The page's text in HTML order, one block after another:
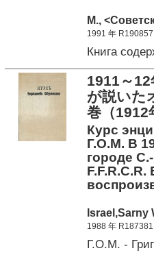
М.,
1991 年 R190857
Книга
1911～
が説いた
巻（1912
Курс
Г.О.М. В
городе
Israel,Sarny
1988 年 R187381
Г.О.М. -